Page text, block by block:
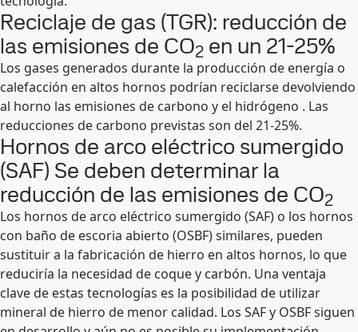
Reciclaje de gas (TGR): reducción de
las emisiones de CO2 en un 21-25%
Los gases generados durante la producción de energía o
calefacción en altos hornos podrían reciclarse devolviendo
al horno las emisiones de carbono y el hidrógeno . Las
reducciones de carbono previstas son del 21-25%.
Hornos de arco eléctrico sumergido
(SAF) Se deben determinar la
reducción de las emisiones de CO2
Los hornos de arco eléctrico sumergido (SAF) o los hornos
con baño de escoria abierto (OSBF) similares, pueden
sustituir a la fabricación de hierro en altos hornos, lo que
reduciría la necesidad de coque y carbón. Una ventaja
clave de estas tecnologías es la posibilidad de utilizar
mineral de hierro de menor calidad. Los SAF y OSBF siguen